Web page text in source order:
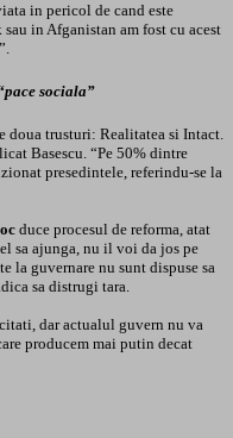
in pericol de cand este
in Afganistan am fost cu acest
sociala”
doua trusturi: Realitatea si Intact.
Basescu. “Pe 50% dintre
presedintele, referindu-se la
duce procesul de reforma, atat
sa ajunga, nu il voi da jos pe
la guvernare nu sunt dispuse sa
sa distrugi tara.
dar actualul guvern nu va
producem mai putin decat